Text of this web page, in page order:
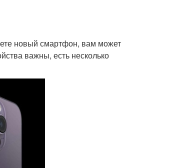
новый смартфон, вам может
важны, есть несколько